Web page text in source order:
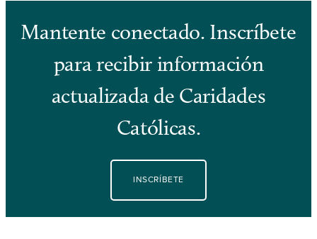
Mantente conectado. Inscríbete
para recibir información
actualizada de Caridades
Católicas.
INSCRÍBETE